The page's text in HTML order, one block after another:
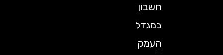
חשבון
במגדל
העמק